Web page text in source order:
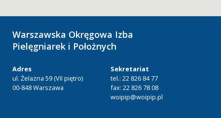
Warszawska Okręgowa Izba
Pielęgniarek i Położnych
Adres
ul. Żelazna 59 (VII piętro)
00-848 Warszawa
Sekretariat
tel.: 22 826 84 77
fax: 22 826 78 08
woipip@woipip.pl